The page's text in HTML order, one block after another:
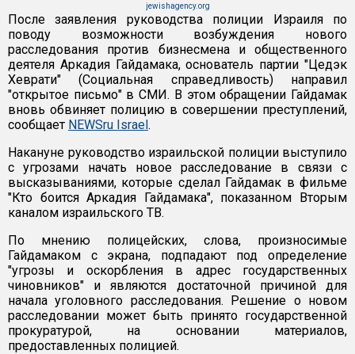
jewishagency.org
После заявления руководства полиции Израиля по
поводу возможности возбуждения нового
расследования против бизнесмена и общественного
деятеля Аркадия Гайдамака, основатель партии "Цедэк
Хеврати" (Социальная справедливость) направил
"открытое письмо" в СМИ. В этом обращении Гайдамак
вновь обвиняет полицию в совершении преступлений,
сообщает NEWSru Israel.
Накануне руководство израильской полиции выступило
с угрозами начать новое расследование в связи с
высказываниями, которые сделал Гайдамак в фильме
"Кто боится Аркадия Гайдамака", показанном Вторым
каналом израильского ТВ.
По мнению полицейских, слова, произносимые
Гайдамаком с экрана, подпадают под определение
"угрозы и оскорбления в адрес государственных
чиновников" и являются достаточной причиной для
начала уголовного расследования. Решение о новом
расследовании может быть принято государственной
прокуратурой, на основании материалов,
предоставленных полицией.